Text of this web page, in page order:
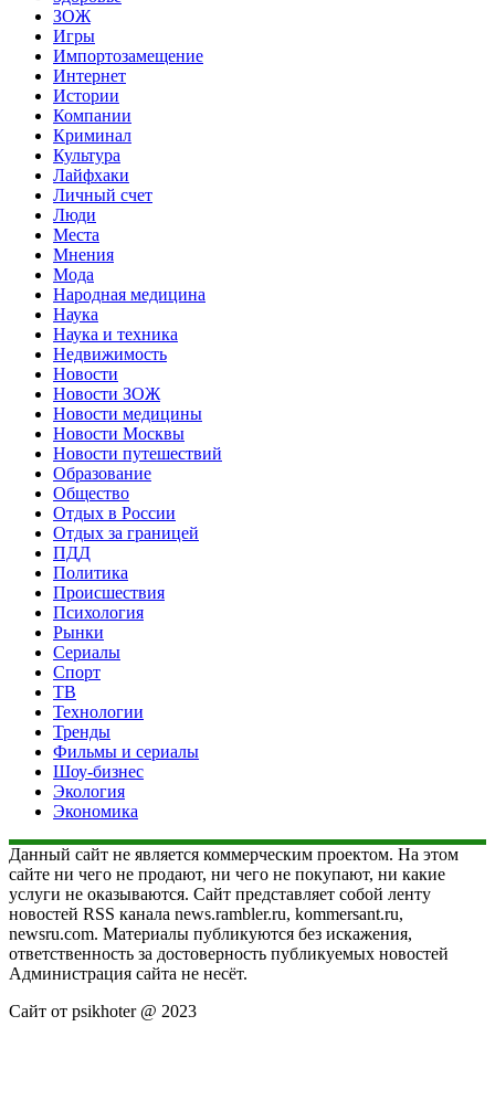
ЗОЖ
Игры
Импортозамещение
Интернет
Истории
Компании
Криминал
Культура
Лайфхаки
Личный счет
Люди
Места
Мнения
Мода
Народная медицина
Наука
Наука и техника
Недвижимость
Новости
Новости ЗОЖ
Новости медицины
Новости Москвы
Новости путешествий
Образование
Общество
Отдых в России
Отдых за границей
ПДД
Политика
Происшествия
Психология
Рынки
Сериалы
Спорт
ТВ
Технологии
Тренды
Фильмы и сериалы
Шоу-бизнес
Экология
Экономика
Данный сайт не является коммерческим проектом. На этом
сайте ни чего не продают, ни чего не покупают, ни какие
услуги не оказываются. Сайт представляет собой ленту
новостей RSS канала news.rambler.ru, kommersant.ru,
newsru.com. Материалы публикуются без искажения,
ответственность за достоверность публикуемых новостей
Администрация сайта не несёт.
Сайт от psikhoter @ 2023